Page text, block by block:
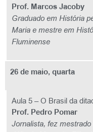
Prof. Marcos Jacoby
Graduado em História
Maria e mestre em
Fluminense
26 de maio, quarta
Aula 5 – O Brasil da
Prof. Pedro Pomar
Jornalista, fez